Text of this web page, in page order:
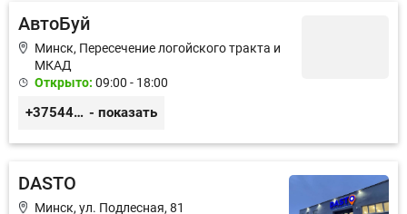
АвтоБуй
Минск, Пересечение логойского тракта и
МКАД
Открыто: 09:00 - 18:00
+375445510000 - показать
DASTO
Минск, ул. Подлесная, 81